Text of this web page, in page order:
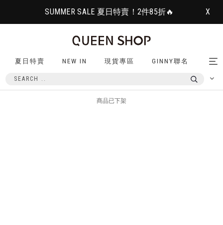
SUMMER SALE 夏日特賣！2件85折🔥 X
夏日特賣 NEW IN 現貨專區 GINNY聯名
商品已下架